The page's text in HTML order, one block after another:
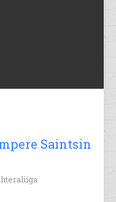
Saintsin